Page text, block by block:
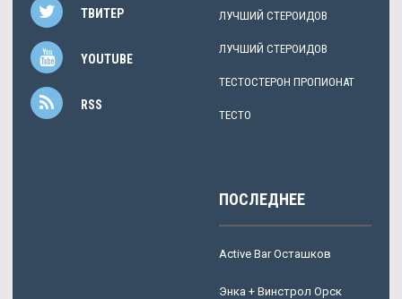
ТВИТЕР
YOUTUBE
RSS
ЛУЧШИЙ СТЕРОИДОВ
ЛУЧШИЙ СТЕРОИДОВ
ТЕСТОСТЕРОН ПРОПИОНАТ
ТЕСТО
ПОСЛЕДНЕЕ
Active Bar Осташков
Энка + Винстрол Орск